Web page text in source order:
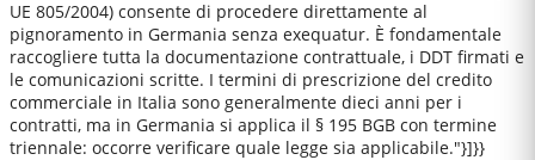
UE 805/2004) consente di procedere direttamente al
pignoramento in Germania senza exequatur. È fondamentale
raccogliere tutta la documentazione contrattuale, i DDT firmati e
le comunicazioni scritte. I termini di prescrizione del credito
commerciale in Italia sono generalmente dieci anni per i
contratti, ma in Germania si applica il § 195 BGB con termine
triennale: occorre verificare quale legge sia applicabile."}]}}